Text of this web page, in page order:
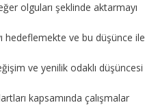
olguları şeklinde aktarmayı
hedeflemekte ve bu düşünce ile
ve yenilik odaklı düşüncesi
kapsamında çalışmalar